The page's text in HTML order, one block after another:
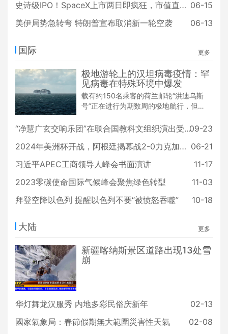
史诗级IPO！SpaceX上市两日即疯狂，市值直逼2.5万亿美元！ 06-15
美伊局势急转弯 特朗普宣布取消新一轮空袭
06-13
国际 更多
极地游轮上的汉坦病毒疫情：罕
见病毒在特殊环境中爆发
载有约150名乘客的荷兰邮轮“洪迪乌斯
号”正在进行为期数周的极地航行，但近
爆发了疑似汉坦病毒疫情，这种罕见的
有多人可能感染。
“净慧广玄交响乐团”在联合国教科文组织演出受欢迎09-23
2024年美洲杯开战，阿根廷揭幕战2-0力克加拿大 06-21
习近平APEC工商领导人峰会书面演讲
11-17
2023零碳使命国际气候峰会聚焦绿色转型
11-03
拜登空降以色列 提醒以色列不要“被愤怒吞噬”
10-18
大陆 更多
新疆喀纳斯景区道路出现13处雪
崩
华灯舞龙汉服秀 内地多彩民俗庆新年
02-13
國家氣象局：春節假期無大範圍災害性天氣
02-08